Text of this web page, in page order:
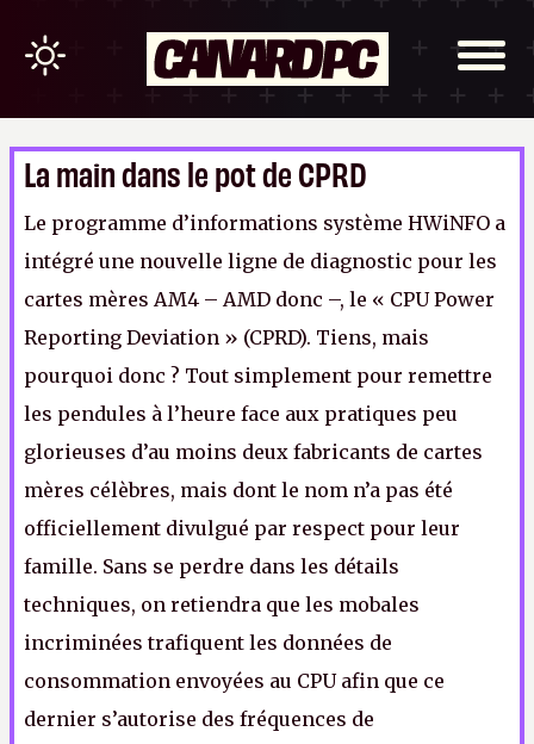
La main dans le pot de CPRD
Le programme d’informations système HWiNFO a
intégré une nouvelle ligne de diagnostic pour les
cartes mères AM4 – AMD donc –, le « CPU Power
Reporting Deviation » (CPRD). Tiens, mais
pourquoi donc ? Tout simplement pour remettre
les pendules à l’heure face aux pratiques peu
glorieuses d’au moins deux fabricants de cartes
mères célèbres, mais dont le nom n’a pas été
officiellement divulgué par respect pour leur
famille. Sans se perdre dans les détails
techniques, on retiendra que les mobales
incriminées trafiquent les données de
consommation envoyées au CPU afin que ce
dernier s’autorise des fréquences de